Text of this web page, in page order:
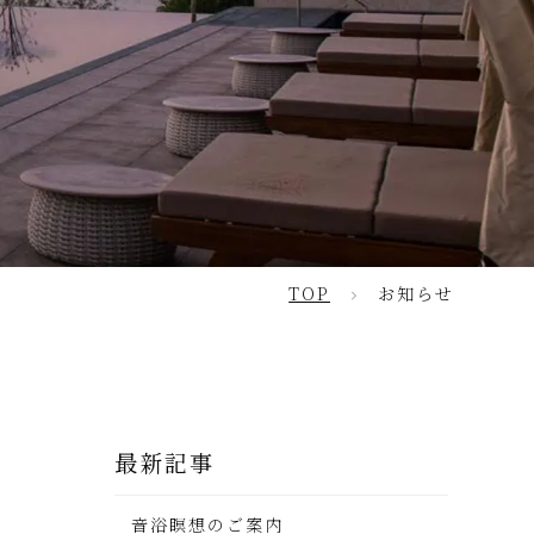
る
TOP お知らせ
最新記事
音浴瞑想のご案内